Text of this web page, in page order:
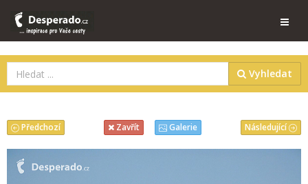
Vyhledat
Následující
Předchozí Zavřít Galerie